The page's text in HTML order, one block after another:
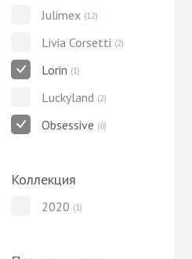
Julimex (12)
Livia Corsetti (2)
Lorin (1)
Luckyland (2)
Obsessive (6)
Коллекция
2020 (1)